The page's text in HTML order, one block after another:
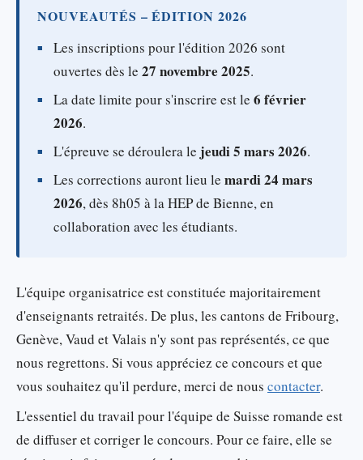
NOUVEAUTÉS – ÉDITION 2026
Les inscriptions pour l'édition 2026 sont
ouvertes dès le 27 novembre 2025.
La date limite pour s'inscrire est le 6 février
2026.
L'épreuve se déroulera le jeudi 5 mars 2026.
Les corrections auront lieu le mardi 24 mars
2026, dès 8h05 à la HEP de Bienne, en
collaboration avec les étudiants.
L'équipe organisatrice est constituée majoritairement
d'enseignants retraités. De plus, les cantons de Fribourg,
Genève, Vaud et Valais n'y sont pas représentés, ce que
nous regrettons. Si vous appréciez ce concours et que
vous souhaitez qu'il perdure, merci de nous contacter.
L'essentiel du travail pour l'équipe de Suisse romande est
de diffuser et corriger le concours. Pour ce faire, elle se